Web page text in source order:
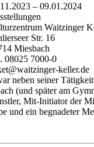
– 09.01.2024
Waitzinger
Str. 16
Miesbach
08025 7000-0
keller.de
neben seiner
(und später am
Mit-Initiator der
und ein begnadeter